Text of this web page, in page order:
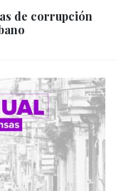
de corrupción